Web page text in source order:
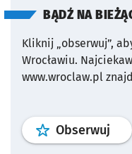
BĄDŹ NA
Kliknij „obserwuj”,
Wrocławiu.
www.wroclaw.pl
Obserwuj profil